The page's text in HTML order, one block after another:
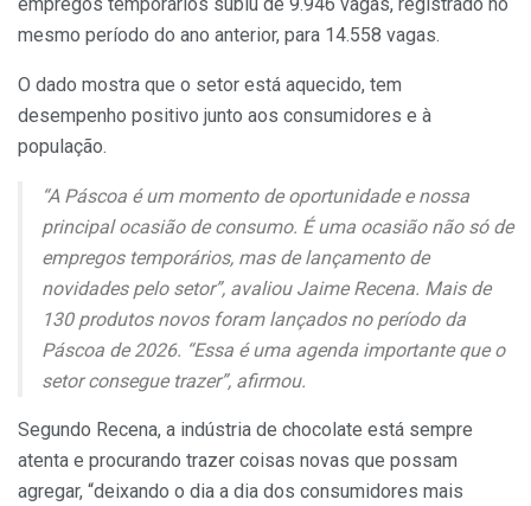
mesmo período do ano anterior, para 14.558 vagas.
O dado mostra que o setor está aquecido, tem
desempenho positivo junto aos consumidores e à
população.
“A Páscoa é um momento de oportunidade e nossa
principal ocasião de consumo. É uma ocasião não só de
empregos temporários, mas de lançamento de
novidades pelo setor”, avaliou Jaime Recena. Mais de
130 produtos novos foram lançados no período da
Páscoa de 2026. “Essa é uma agenda importante que o
setor consegue trazer”, afirmou.
Segundo Recena, a indústria de chocolate está sempre
atenta e procurando trazer coisas novas que possam
agregar, “deixando o dia a dia dos consumidores mais